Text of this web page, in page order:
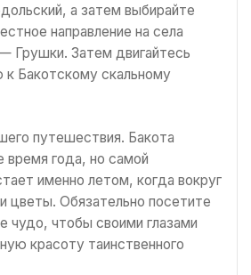
а затем выбирайте
направление на села
Грушки. Затем двигайтесь
к Бакотскому скальному
путешествия. Бакота
время года, но самой
именно летом, когда вокруг
цветы. Обязательно посетите
чудо, чтобы своими глазами
красоту таинственного